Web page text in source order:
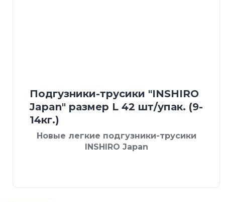
Подгузники-трусики "INSHIRO
Japan" размер L 42 шт/упак. (9-
14кг.)
Новые легкие подгузники-трусики
INSHIRO Japan